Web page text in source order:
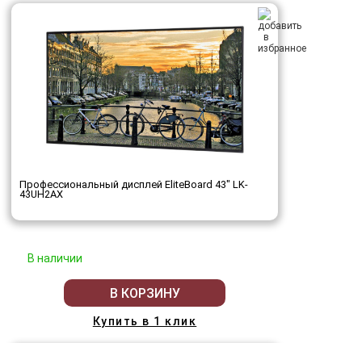
Профессиональный дисплей EliteBoard 43" LK-
43UH2AX
В наличии
В КОРЗИНУ
Купить в 1 клик